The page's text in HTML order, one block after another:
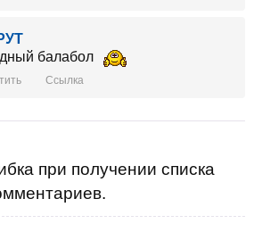
балабол
Ссылка
при получении списка